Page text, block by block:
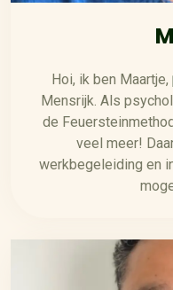
Hoi, ik ben Maartje,
Mensrijk. Als
de
veel meer!
werkbegeleiding en